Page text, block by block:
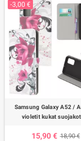
-3,00 €
Samsung Galaxy A52 /
violetit kukat
15,90 € 18,90 €